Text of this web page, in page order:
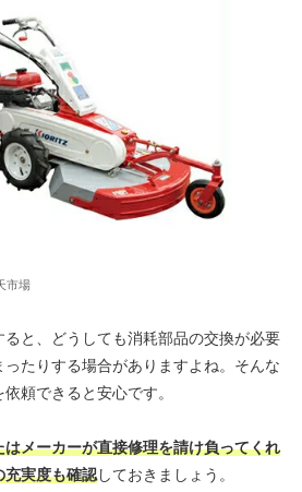
市場
と、どうしても消耗部品の交換が必要
たりする場合がありますよね。そんな
頼できると安心です。
メーカーが直接修理を請け負ってくれ
充実度も確認しておきましょう。